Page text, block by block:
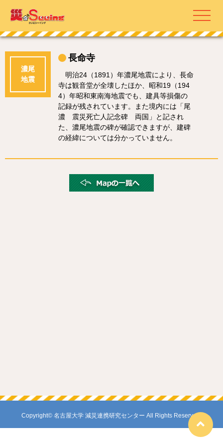
濃尾
地震
長命寺
明治24（1891）年濃尾地震により、長命
寺は観音堂が全壊したほか、昭和19（194
4）年昭和東南海地震でも、建具等損傷の
記録が残されています。また境内には「尾
濃 震災死亡人記念碑 両国」と記され
た、濃尾地震の碑が確認できますが、建碑
の経緯については分かっていません。
Copyright© 名古屋大学 減災連携研究センター All Rights Reserved.